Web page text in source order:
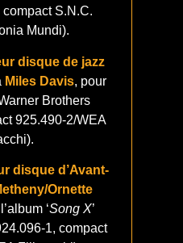
S.N.C.
Mundi).
disque de jazz
Miles Davis, pour
Brothers
925.490-2/WEA
disque d’Avant-
Ornette
‘Song X’
1, compact